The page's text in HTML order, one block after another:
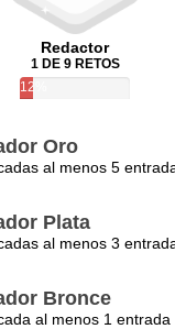
Redactor
1 DE 9 RETOS
12%
Oro
al menos 5
Plata
al menos 3
Bronce
al menos 1 entrada